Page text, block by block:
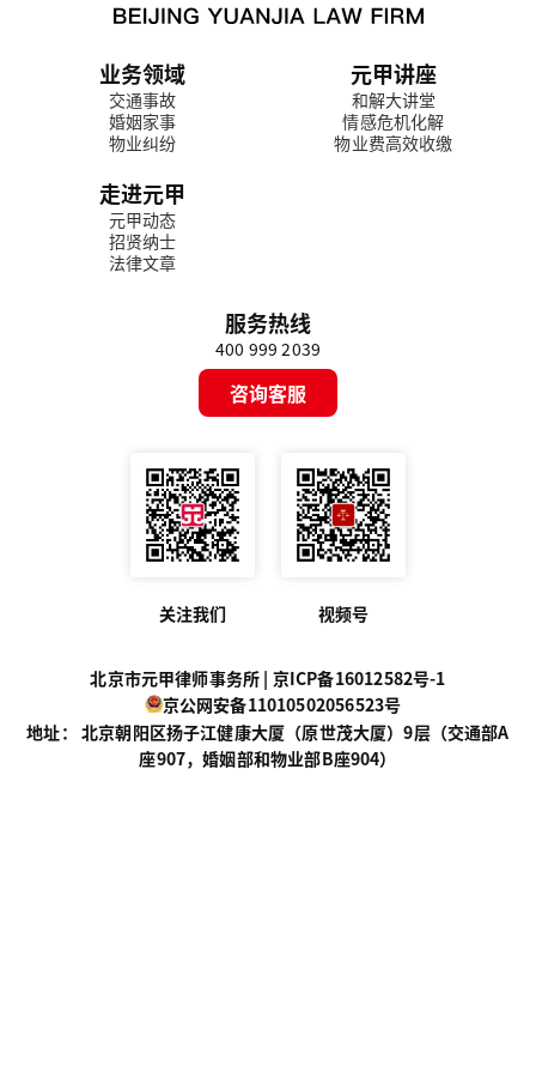
业务领域
交通事故
婚姻家事
物业纠纷
元甲讲座
和解大讲堂
情感危机化解
物业费高效收缴
走进元甲
元甲动态
招贤纳士
法律文章
服务热线
400 999 2039
咨询客服
关注我们 视频号
北京市元甲律师事务所 | 京ICP备16012582号-1
京公网安备11010502056523号
地址： 北京朝阳区扬子江健康大厦（原世茂大厦）9层（交通部A
座907，婚姻部和物业部B座904）